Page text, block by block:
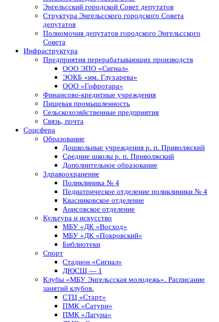
Энгельсский городской Совет депутатов
Структура Энгельсского городского Совета
депутатов
Полномочия депутатов городского Энгельсского
Совета
Инфраструктура
Предприятия перерабатывающих производств
ООО ЭПО «Сигнал»
ЭОКБ «им. Глухарева»
ООО «Гофротара»
Финансово-кредитные учреждения
Пищевая промышленность
Сельскохозяйственные предприятия
Связь, почта
Соцсфера
Образование
Дошкольные учреждения р. п. Приволжский
Средние школы р. п. Приволжский
Дополнительное образование
Здравоохранение
Поликлиника № 4
Педиатрическое отделение поликлиники № 4
Квасниковское отделение
Анисовское отделение
Культура и искусство
МБУ «ДК «Восход»
МБУ «ДК «Покровский»
Библиотеки
Спорт
Стадион «Сигнал»
ДЮСШ — 1
Клубы «МБУ Энгельсская молодежь». Расписание
занятий клубов.
СТЦ «Старт»
ПМК «Сатурн»
ПМК «Лагуна»